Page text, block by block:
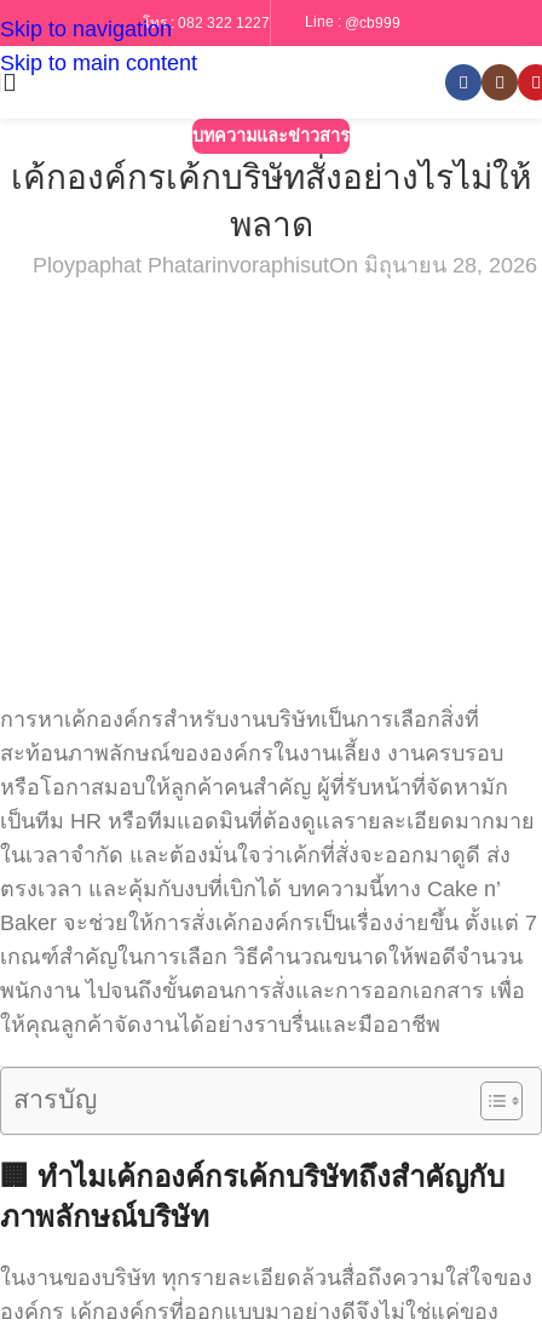
Skip to navigation
Skip to main content
โทร : 082 322 1227 Line : @cb999
บทความและข่าวสาร
เค้กองค์กรเค้กบริษัทสั่งอย่างไรไม่ให้
พลาด
Ploypaphat PhatarinvoraphisutOn มิถุนายน 28, 2026
การหาเค้กองค์กรสำหรับงานบริษัทเป็นการเลือกสิ่งที่
สะท้อนภาพลักษณ์ขององค์กรในงานเลี้ยง งานครบรอบ
หรือโอกาสมอบให้ลูกค้าคนสำคัญ ผู้ที่รับหน้าที่จัดหามัก
เป็นทีม HR หรือทีมแอดมินที่ต้องดูแลรายละเอียดมากมาย
ในเวลาจำกัด และต้องมั่นใจว่าเค้กที่สั่งจะออกมาดูดี ส่ง
ตรงเวลา และคุ้มกับงบที่เบิกได้ บทความนี้ทาง Cake n’
Baker จะช่วยให้การสั่งเค้กองค์กรเป็นเรื่องง่ายขึ้น ตั้งแต่ 7
เกณฑ์สำคัญในการเลือก วิธีคำนวณขนาดให้พอดีจำนวน
พนักงาน ไปจนถึงขั้นตอนการสั่งและการออกเอกสาร เพื่อ
ให้คุณลูกค้าจัดงานได้อย่างราบรื่นและมืออาชีพ
สารบัญ
🏢 ทำไมเค้กองค์กรเค้กบริษัทถึงสำคัญกับ
ภาพลักษณ์บริษัท
ในงานของบริษัท ทุกรายละเอียดล้วนสื่อถึงความใส่ใจของ
องค์กร เค้กองค์กรที่ออกแบบมาอย่างดีจึงไม่ใช่แค่ของ